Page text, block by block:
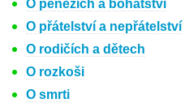
O penězích a bohatství
O přátelství a nepřátelství
O rodičích a dětech
O rozkoši
O smrti